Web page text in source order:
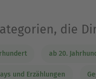
die
ab 20.
und Erzählungen